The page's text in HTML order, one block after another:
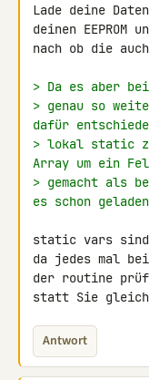
Lade deine
deinen EEPROM
nach ob die
> Da es aber
> genau so
dafür
> lokal static
Array um ein
> gemacht als
es schon
static vars
da jedes mal
der routine
statt Sie gleich
Antwort